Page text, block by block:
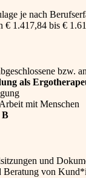
je nach
€ 1.417,84 bis €
bzw.
als
mit Menschen
B
und
Beratung von